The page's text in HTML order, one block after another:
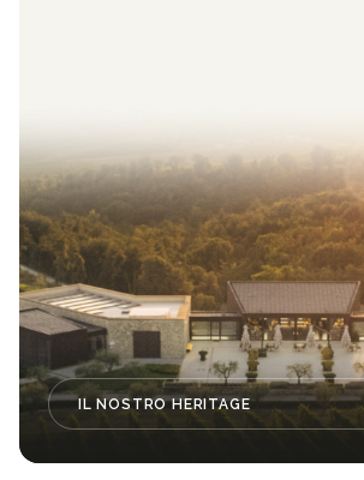
IL NOSTRO HERITAGE